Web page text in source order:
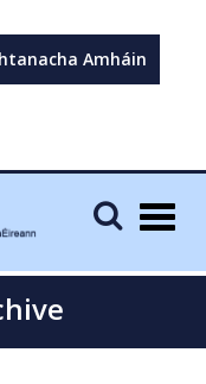
Amháin